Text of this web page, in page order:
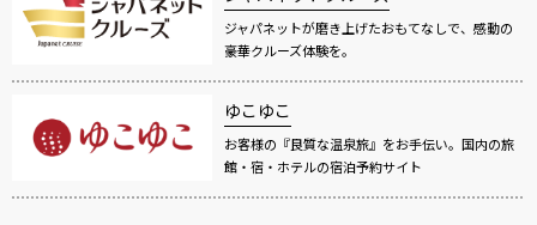
ジャパネットが磨き上げたおもてなしで、感動の
豪華クルーズ体験を。
ゆこゆこ
お客様の『良質な温泉旅』をお手伝い。国内の旅
館・宿・ホテルの宿泊予約サイト